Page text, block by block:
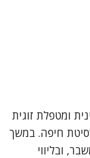
ומטפלת זוגית
חיפה. במשך
ובליווי